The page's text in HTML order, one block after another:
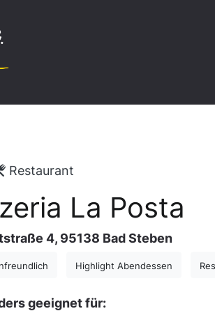
Restaurant
La Posta
4, 95138 Bad Steben
Highlight Abendessen
geeignet für: